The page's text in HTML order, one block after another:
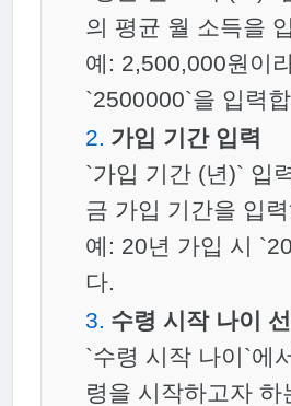
의 평균 월 소득을
예: 2,500,000원이
`2500000`을 입력
가입 기간 입력
`가입 기간 (년)` 입
금 가입 기간을 입
예: 20년 가입 시
다.
수령 시작 나이
`수령 시작 나이`에
령을 시작하고자 하